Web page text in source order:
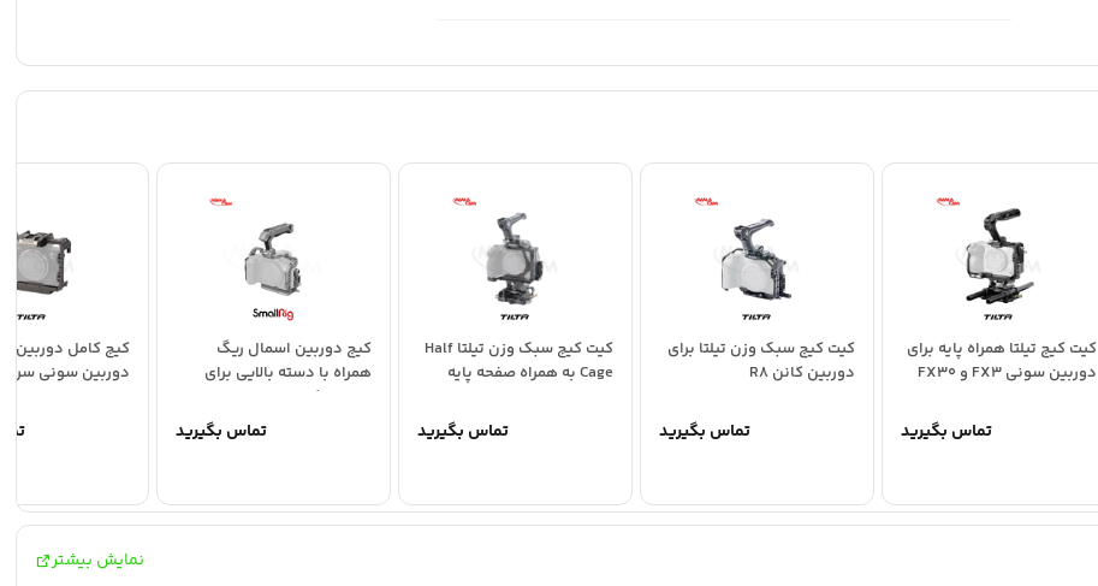
کیت کیج تیلتا همراه پایه برای
دوربین سونی FX3 و FX30
تماس بگیرید
کیت کیج سبک وزن تیلتا برای
دوربین کانن R8
تماس بگیرید
کیت کیج سبک وزن تیلتا Half
Cage به همراه صفحه پایه
تماس بگیرید
کیج دوربین اسمال ریگ
همراه با دسته بالایی برای
دوربین‌ کانن Canon...
تماس بگیرید
کیج کامل دوربین
دوربین سونی سری a7/a9
نمایش بیشتر